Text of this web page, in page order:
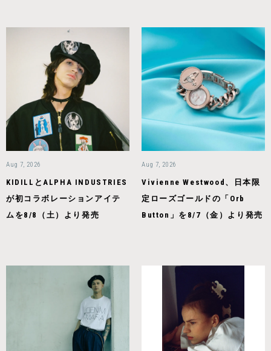
Aug 7, 2026
KIDILLとALPHA INDUSTRIES
が初コラボレーションアイテ
ムを8/8（土）より発売
Aug 7, 2026
Vivienne Westwood、日本限
定ローズゴールドの「Orb
Button」を8/7（金）より発売